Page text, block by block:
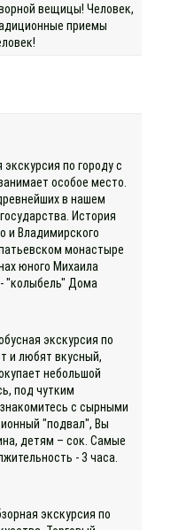
вещицы! Человек,
приемы
по городу с
особое место.
в нашем
История
и Владимирского
монастыре
юного Михаила
"колыбель" Дома
экскурсия по
и любят вкусный,
небольшой
под чутким
с сырными
"подвал", Вы
детям – сок. Самые
- 3 часа.
экскурсия по